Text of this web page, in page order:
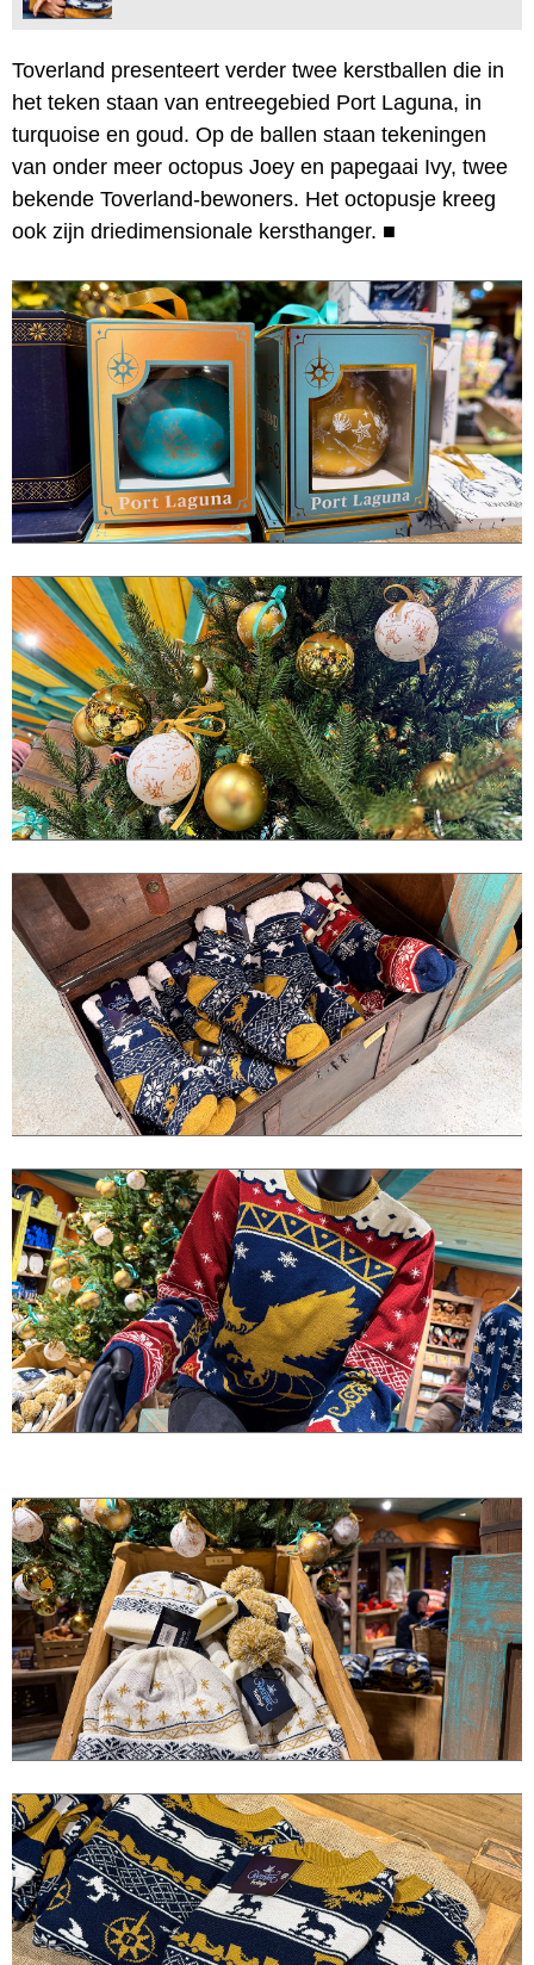
Toverland presenteert verder twee kerstballen die in
het teken staan van entreegebied Port Laguna, in
turquoise en goud. Op de ballen staan tekeningen
van onder meer octopus Joey en papegaai Ivy, twee
bekende Toverland-bewoners. Het octopusje kreeg
ook zijn driedimensionale kersthanger. ■